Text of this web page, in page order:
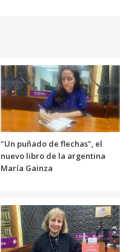
"Un puñado de flechas", el
nuevo libro de la argentina
María Gainza